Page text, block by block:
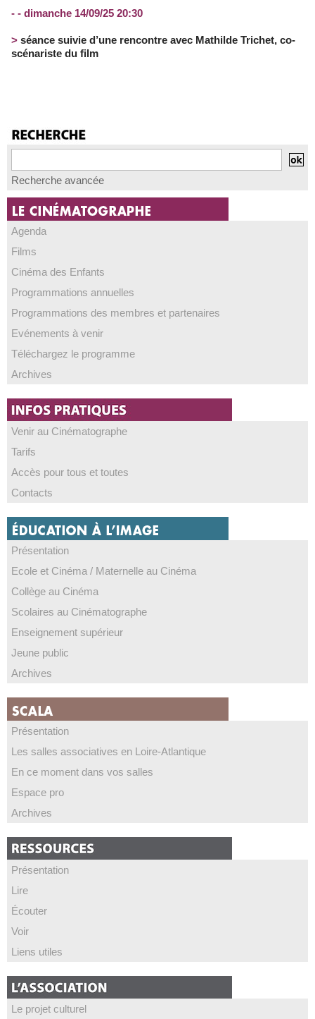
- - dimanche 14/09/25 20:30
> séance suivie d’une rencontre avec Mathilde Trichet, co-
scénariste du film
Recherche avancée
Agenda
Films
Cinéma des Enfants
Programmations annuelles
Programmations des membres et partenaires
Evénements à venir
Téléchargez le programme
Archives
Venir au Cinématographe
Tarifs
Accès pour tous et toutes
Contacts
Présentation
Ecole et Cinéma / Maternelle au Cinéma
Collège au Cinéma
Scolaires au Cinématographe
Enseignement supérieur
Jeune public
Archives
Présentation
Les salles associatives en Loire-Atlantique
En ce moment dans vos salles
Espace pro
Archives
Présentation
Lire
Écouter
Voir
Liens utiles
Le projet culturel